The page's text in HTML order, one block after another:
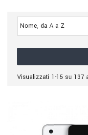
Nome, da A a Z
Visualizzati 1-15 su 137